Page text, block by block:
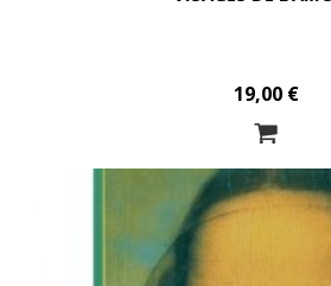
19,00 €